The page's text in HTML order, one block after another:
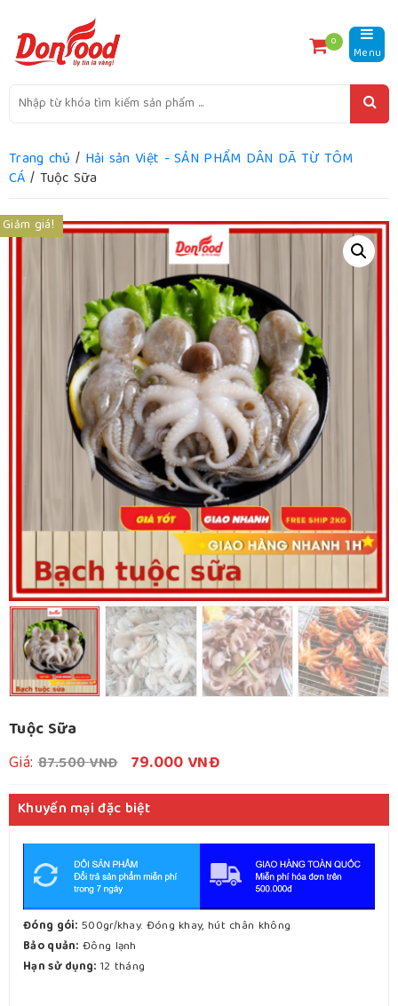
0
Menu
Trang chủ / Hải sản Việt - SẢN PHẨM DÂN DÃ TỪ TÔM
CÁ / Tuộc Sữa
Giảm giá!
Tuộc Sữa
Giá:87.500VNĐ Giá
là:
87.500 VNĐ.
79.000VNĐGiá
là:
79.000 VNĐ.
Khuyến mại đặc biệt
Đóng gói: 500gr/khay. Đóng khay, hút chân không
Bảo quản: Đông lạnh
Hạn sử dụng: 12 tháng